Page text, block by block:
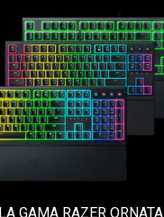
LA GAMA RAZER ORNATA